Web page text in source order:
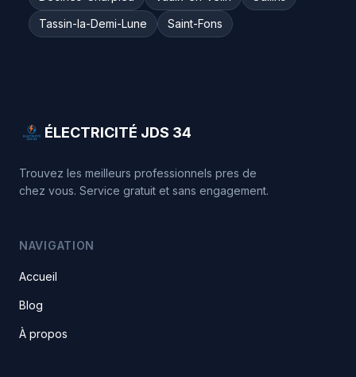
Tassin-la-Demi-Lune
Saint-Fons
ÉLECTRICITÉ JDS 34
Trouvez les meilleurs professionnels pres de
chez vous. Service gratuit et sans engagement.
NAVIGATION
Accueil
Blog
À propos